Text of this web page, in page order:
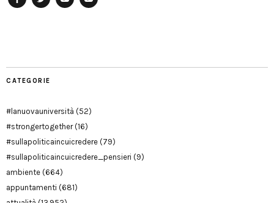
CATEGORIE
#lanuovauniversità (52)
#strongertogether(16)
#sullapoliticaincuicredere (79)
#sullapoliticaincuicredere_pensieri (9)
ambiente (664)
appuntamenti (681)